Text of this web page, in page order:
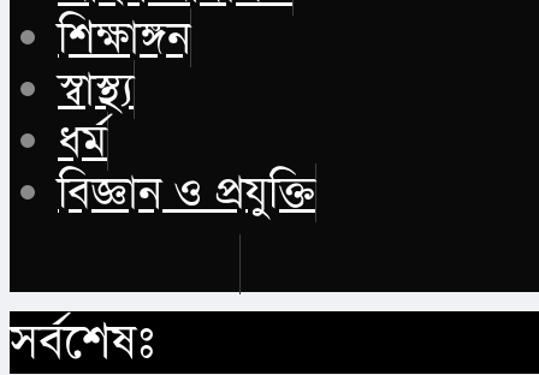
শিক্ষাঙ্গন
স্বাস্থ্য
ধর্ম
বিজ্ঞান ও প্রযুক্তি
সর্বশেষঃ